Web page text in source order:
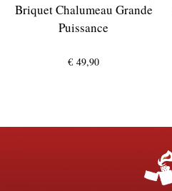
Briquet Chalumeau Grande
Puissance
€ 49,90